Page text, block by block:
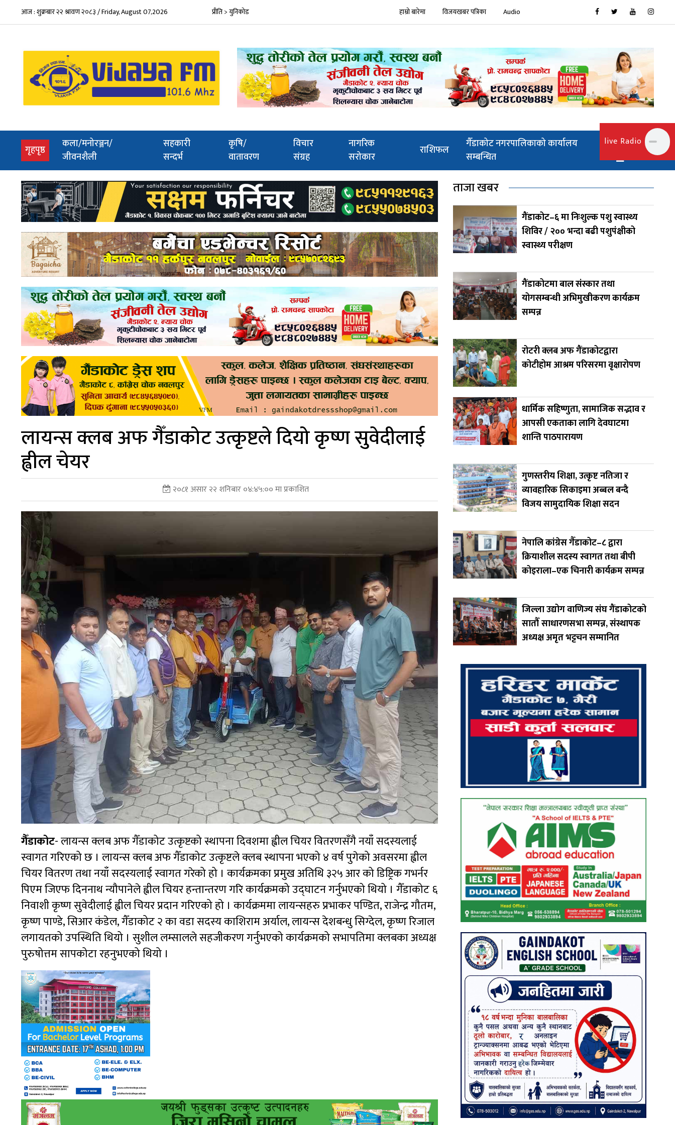
आज : शुक्रबार २२ श्रावण २०८३ / Friday, August 07,2026 प्रीति > युनिकोड हाम्रो बारेमा विजयखबर पत्रिका Audio
गृहपृष्ठ(current)कला/मनोरञ्जन/
जीवनशैली
सहकारी
सन्दर्भ
कृषि/
वातावरण
विचार
संग्रह
नागरिक
सरोकार
राशिफल
गैँडाकोट नगरपालिकाको कार्यालय
सम्बन्धित
लायन्स क्लब अफ गैँडाकोट उत्कृष्टले दियो कृष्ण सुवेदीलाई
ह्वील चेयर
२०८१ असार २२ शनिबार ०४:४५:०० मा प्रकाशित
गैँडाकोट- लायन्स क्लब अफ गैँडाकोट उत्कृष्टको स्थापना दिवशमा ह्वील चियर वितरणसँगै नयाँ सदस्यलाई
स्वागत गरिएको छ । लायन्स क्लब अफ गैँडाकोट उत्कृष्टले क्लब स्थापना भएको ४ वर्ष पुगेको अवसरमा ह्वील
चियर वितरण तथा नयाँ सदस्यलाई स्वागत गरेको हो । कार्यक्रमका प्रमुख अतिथि ३२५ आर को डिष्ट्रिक गभर्नर
पिएम जिएफ दिननाथ न्यौपानेले ह्वील चियर हन्तान्तरण गरि कार्यक्रमको उद्घाटन गर्नुभएको थियो । गैँडाकोट ६
निवाशी कृष्ण सुवेदीलाई ह्वील चियर प्रदान गरिएको हो । कार्यक्रममा लायन्सहरु प्रभाकर पण्डित, राजेन्द्र गौतम,
कृष्ण पाण्डे, सिआर कंडेल, गैँडाकोट २ का वडा सदस्य काशिराम अर्याल, लायन्स देशबन्धु सिग्देल, कृष्ण रिजाल
लगायतको उपस्थिति थियो । सुशील लम्सालले सहजीकरण गर्नुभएको कार्यक्रमको सभापतिमा क्लबका अध्यक्ष
पुरुषोत्तम सापकोटा रहनुभएको थियो ।
ताजा खबर
गैंडाकोट–६ मा निःशुल्क पशु स्वास्थ्य
शिविर / २०० भन्दा बढी पशुपंक्षीको
स्वास्थ्य परीक्षण
गैंडाकोटमा बाल संस्कार तथा
योगसम्बन्धी अभिमुखीकरण कार्यक्रम
सम्पन्न
रोटरी क्लब अफ गैंडाकोटद्वारा
कोटीहोम आश्रम परिसरमा वृक्षारोपण
धार्मिक सहिष्णुता, सामाजिक सद्भाव र
आपसी एकताका लागि देवघाटमा
शान्ति पाठपारायण
गुणस्तरीय शिक्षा, उत्कृष्ट नतिजा र
व्यावहारिक सिकाइमा अब्बल बन्दै
विजय सामुदायिक शिक्षा सदन
नेपालि कांग्रेस गैँडाकोट–८ द्वारा
क्रियाशील सदस्य स्वागत तथा बीपी
कोइराला–एक चिनारी कार्यक्रम सम्पन्न
जिल्ला उद्योग वाणिज्य संघ गैंडाकोटको
सातौँ साधारणसभा सम्पन्न, संस्थापक
अध्यक्ष अमृत भट्टचन सम्मानित
live Radio